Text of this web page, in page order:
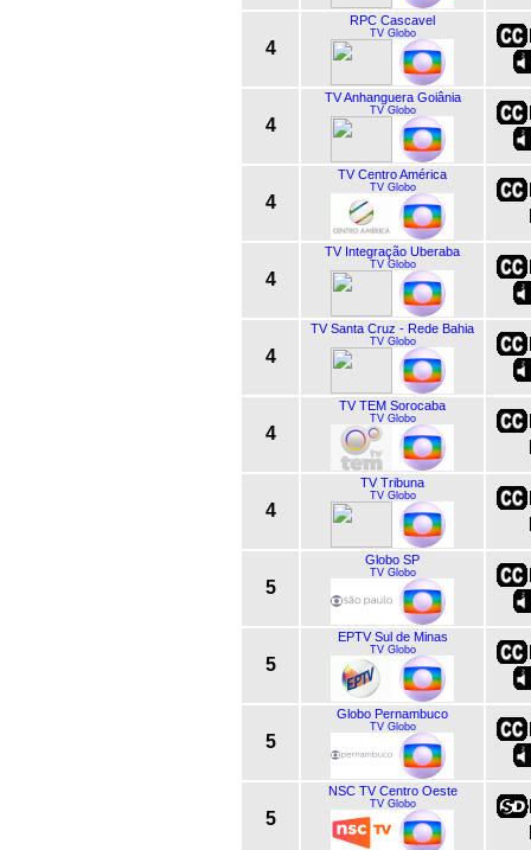
4
RPC Cascavel
TV Globo
4
TV Anhanguera Goiânia
TV Globo
4
TV Centro América
TV Globo
4
TV Integração Uberaba
TV Globo
4
TV Santa Cruz - Rede Bahia
TV Globo
4
TV TEM Sorocaba
TV Globo
4
TV Tribuna
TV Globo
5
Globo SP
TV Globo
5
EPTV Sul de Minas
TV Globo
5
Globo Pernambuco
TV Globo
5
NSC TV Centro Oeste
TV Globo